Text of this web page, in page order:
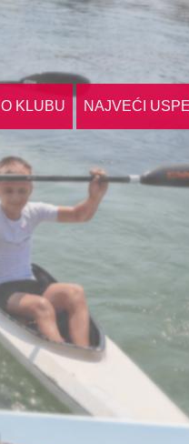
O KLUBU NAJVEĆI